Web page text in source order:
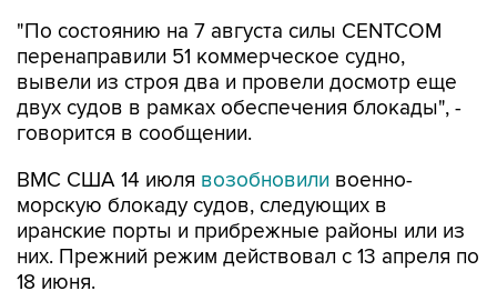
"По состоянию на 7 августа силы CENTCOM
перенаправили 51 коммерческое судно,
вывели из строя два и провели досмотр еще
двух судов в рамках обеспечения блокады", -
говорится в сообщении.
ВМС США 14 июля возобновили военно-
морскую блокаду судов, следующих в
иранские порты и прибрежные районы или из
них. Прежний режим действовал с 13 апреля по
18 июня.